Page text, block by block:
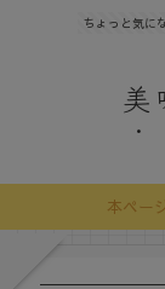
ちょっと気に
美
本ペー